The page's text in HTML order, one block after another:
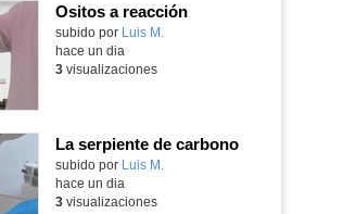
Ositos a reacción
Contenido educativo.
subido por Luis M.
hace un dia
3visualizaciones
La serpiente de carbono
Contenido educativo.
subido por Luis M.
hace un dia
3visualizaciones